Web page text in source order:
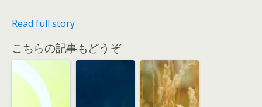
Read full story
こちらの記事もどうぞ